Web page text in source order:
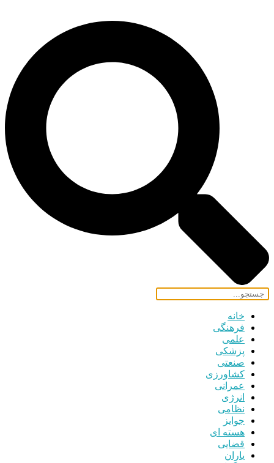
خانه
فرهنگی
علمی
پزشکی
صنعتی
کشاورزی
عمرانی
انرژی
نظامی
جوایز
هسته ای
قضایی
یاران